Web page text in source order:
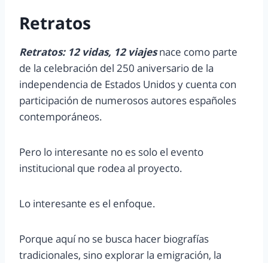
Retratos
Retratos: 12 vidas, 12 viajesnace como parte
de la celebración del 250 aniversario de la
independencia de Estados Unidos y cuenta con
participación de numerosos autores españoles
contemporáneos.
Pero lo interesante no es solo el evento
institucional que rodea al proyecto.
Lo interesante es el enfoque.
Porque aquí no se busca hacer biografías
tradicionales, sino explorar la emigración, la